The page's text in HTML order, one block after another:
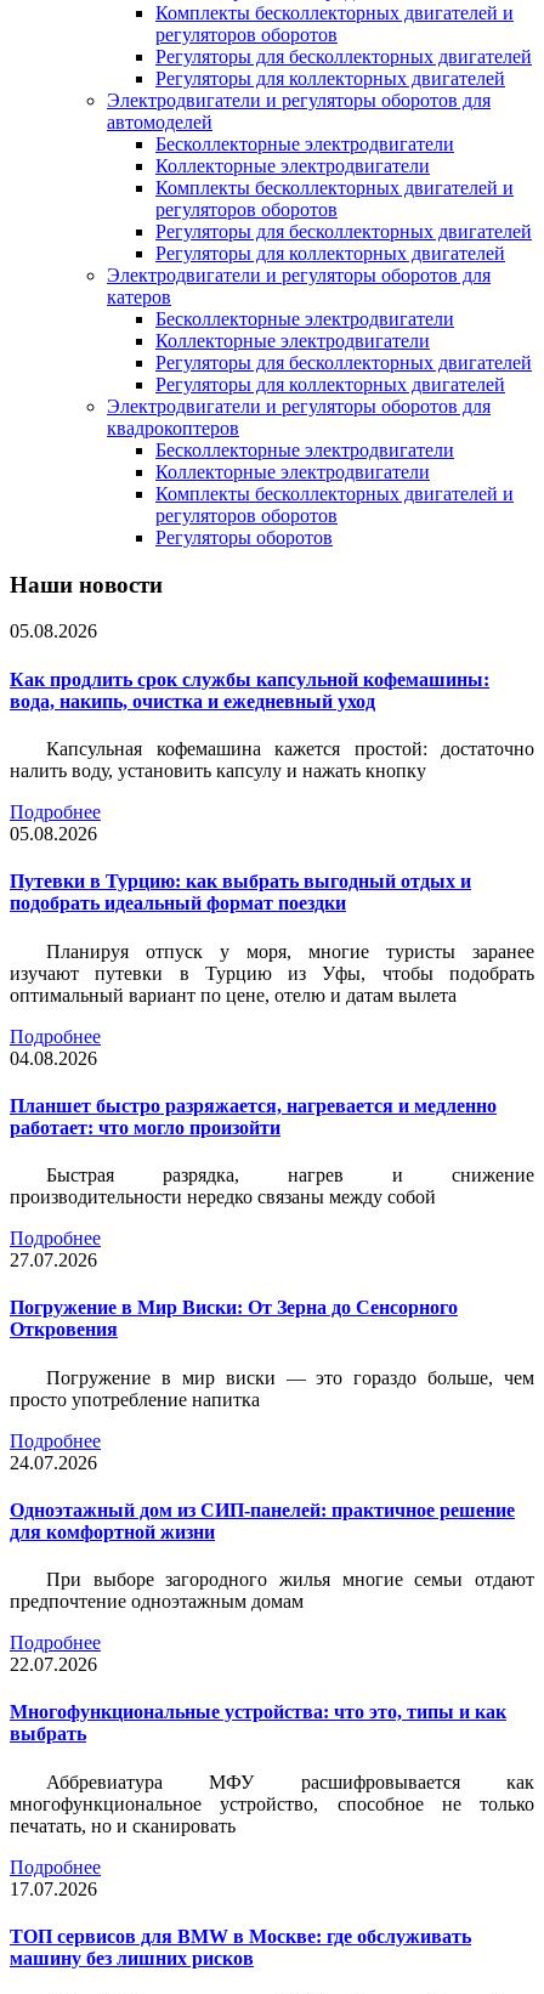
Комплекты бесколлекторных двигателей и
регуляторов оборотов
Регуляторы для бесколлекторных двигателей
Регуляторы для коллекторных двигателей
Электродвигатели и регуляторы оборотов для
автомоделей
Бесколлекторные электродвигатели
Коллекторные электродвигатели
Комплекты бесколлекторных двигателей и
регуляторов оборотов
Регуляторы для бесколлекторных двигателей
Регуляторы для коллекторных двигателей
Электродвигатели и регуляторы оборотов для
катеров
Бесколлекторные электродвигатели
Коллекторные электродвигатели
Регуляторы для бесколлекторных двигателей
Регуляторы для коллекторных двигателей
Электродвигатели и регуляторы оборотов для
квадрокоптеров
Бесколлекторные электродвигатели
Коллекторные электродвигатели
Комплекты бесколлекторных двигателей и
регуляторов оборотов
Регуляторы оборотов
Наши новости
05.08.2026
Как продлить срок службы капсульной кофемашины:
вода, накипь, очистка и ежедневный уход
Капсульная кофемашина кажется простой: достаточно
налить воду, установить капсулу и нажать кнопку
Подробнее
05.08.2026
Путевки в Турцию: как выбрать выгодный отдых и
подобрать идеальный формат поездки
Планируя отпуск у моря, многие туристы заранее
изучают путевки в Турцию из Уфы, чтобы подобрать
оптимальный вариант по цене, отелю и датам вылета
Подробнее
04.08.2026
Планшет быстро разряжается, нагревается и медленно
работает: что могло произойти
Быстрая разрядка, нагрев и снижение
производительности нередко связаны между собой
Подробнее
27.07.2026
Погружение в Мир Виски: От Зерна до Сенсорного
Откровения
Погружение в мир виски — это гораздо больше, чем
просто употребление напитка
Подробнее
24.07.2026
Одноэтажный дом из СИП-панелей: практичное решение
для комфортной жизни
При выборе загородного жилья многие семьи отдают
предпочтение одноэтажным домам
Подробнее
22.07.2026
Многофункциональные устройства: что это, типы и как
выбрать
Аббревиатура МФУ расшифровывается как
многофункциональное устройство, способное не только
печатать, но и сканировать
Подробнее
17.07.2026
ТОП сервисов для BMW в Москве: где обслуживать
машину без лишних рисков